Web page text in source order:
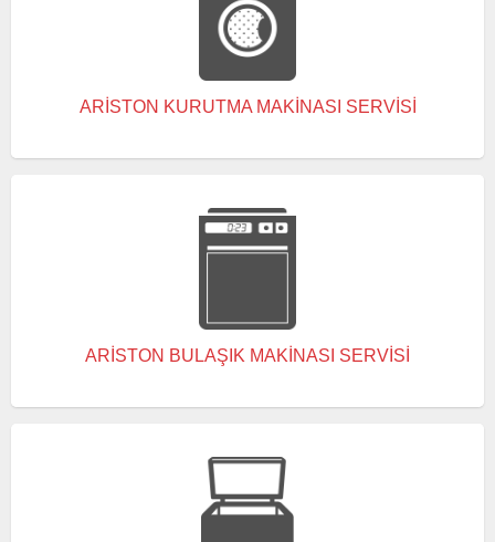
ARISTON KURUTMA MAKINASI SERVISI
ARISTON BULAŞIK MAKINASI SERVISI